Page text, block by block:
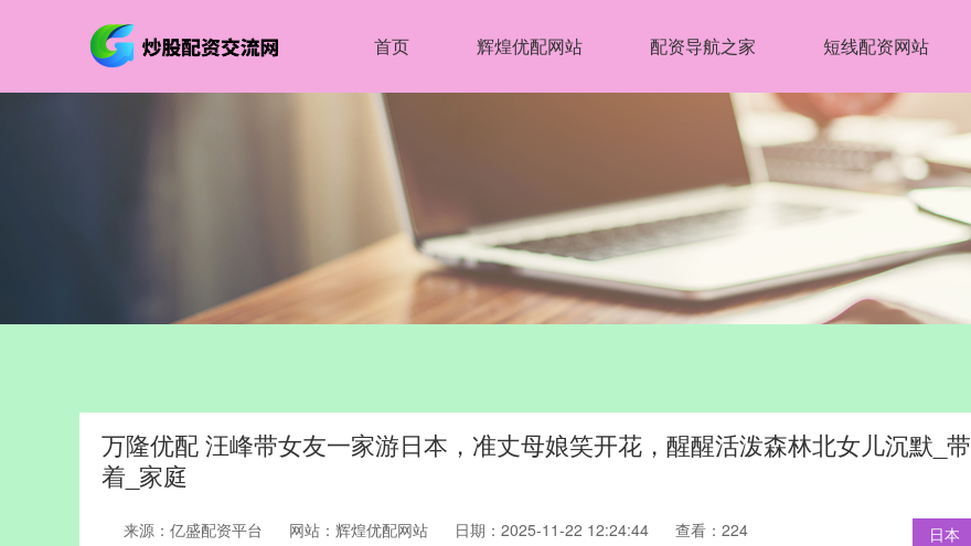
首页 辉煌优配网站 配资导航之家 短线配资网站
万隆优配 汪峰带女友一家游日本，准丈母娘笑开花，醒醒活泼森林北女儿沉默_带
着_家庭
日本
来源：亿盛配资平台 网站：辉煌优配网站 日期：2025-11-22 12:24:44 查看：224